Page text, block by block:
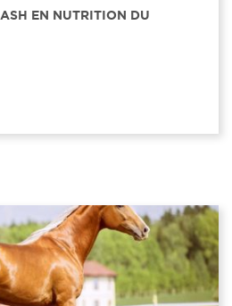
EN NUTRITION DU